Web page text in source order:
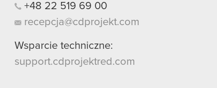
+48 22 519 69 00
recepcja@cdprojekt.com
Wsparcie techniczne:
support.cdprojektred.com